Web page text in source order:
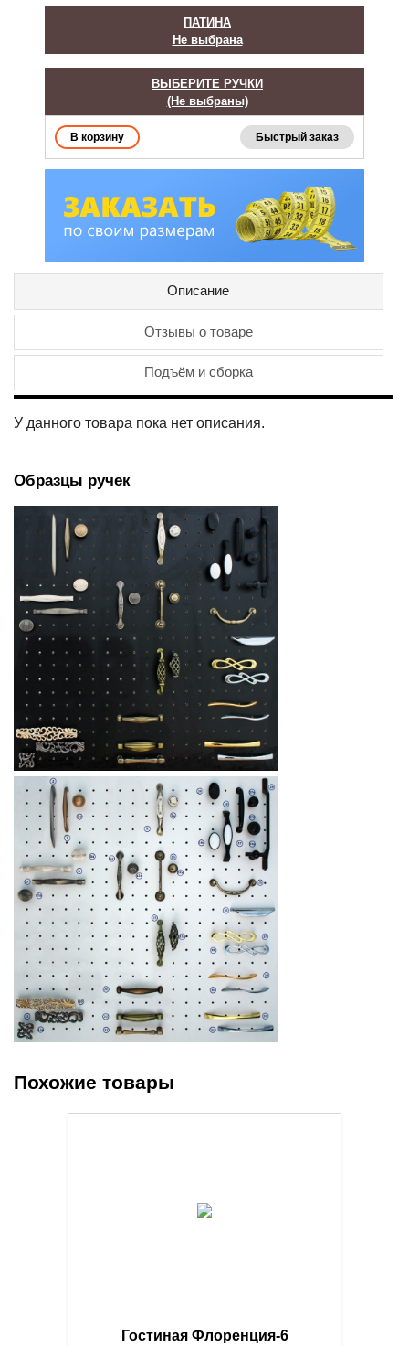
ПАТИНА
Не выбрана
ВЫБЕРИТЕ РУЧКИ
(Не выбраны)
Быстрый заказ
Описание
Отзывы о товаре
Подъём и сборка
У данного товара пока нет описания.
Образцы ручек
Похожие товары
Гостиная Флоренция-6